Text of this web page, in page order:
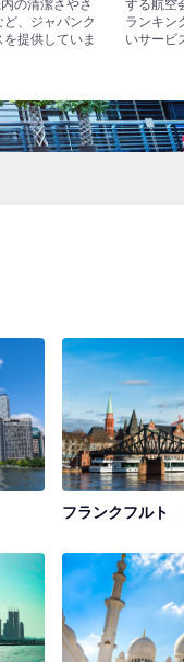
、ジャパンク
提供していま
ランキン
いサービ
フランクフルト